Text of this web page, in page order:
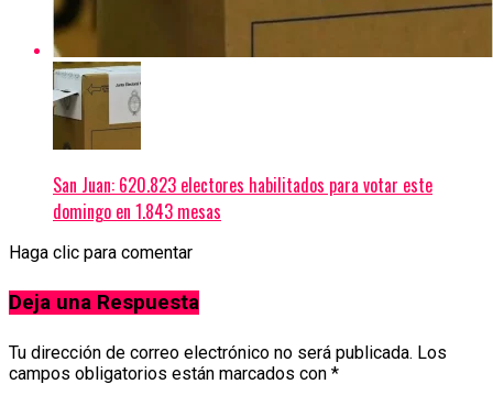
San Juan: 620.823 electores habilitados para votar este
domingo en 1.843 mesas
Haga clic para comentar
Deja una Respuesta
Tu dirección de correo electrónico no será publicada. Los
campos obligatorios están marcados con *